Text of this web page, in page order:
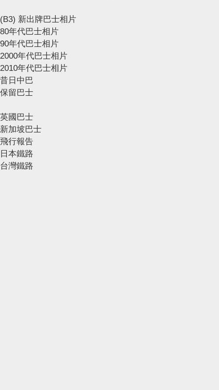
(B3) 新出牌巴士相片
80年代巴士相片
90年代巴士相片
2000年代巴士相片
2010年代巴士相片
昔日中巴
保留巴士
英國巴士
新加坡巴士
飛行報告
日本鐵路
台灣鐵路